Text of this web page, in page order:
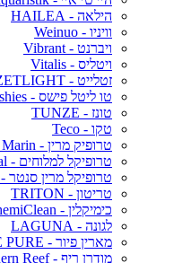
הילאה - HAILEA
וויניו - Weinuo
ויברנט - Vibrant
ויטליס - Vitalis
זטלייט - ZETLIGHT
טו ליטל פישס - Two Little Fishies
טונז - TUNZE
טקו - Teco
טרופיק מרין - Tropic Marin
טרופיקל למלוחים - Tropical
טרופיקל מרין סנטר - TMC
טריטון - TRITON
כימיקלין - ChemiClean
לגונה - LAGUNA
מארין פיור - MARINE PURE
מודרן ריף - Modern Reef